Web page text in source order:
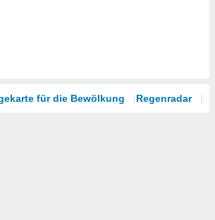
für die Bewölkung Regenradar